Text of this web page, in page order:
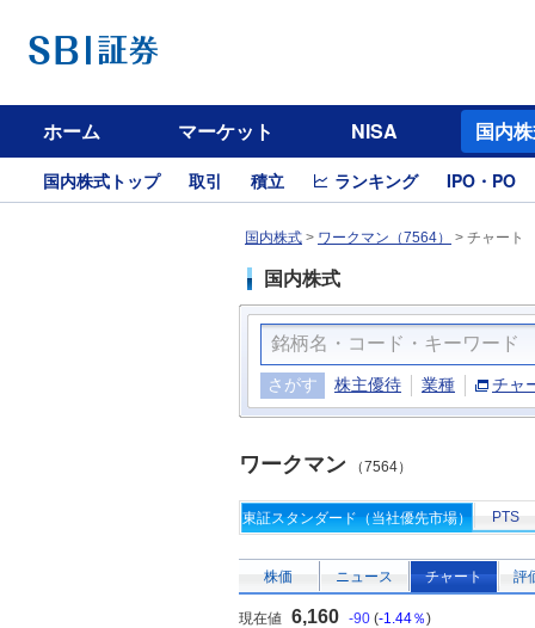
ホーム マーケット NISA 国内
国内株式トップ 取引 積立 ランキング IPO・PO
国内株式 > ワークマン（7564） > チャート
国内株式
さがす 株主優待 業種 チャ
ワークマン （7564）
東証スタンダード（当社優先市場） PTS
株価 ニュース チャート 評
現在値 6,160 -90 (-1.44％)